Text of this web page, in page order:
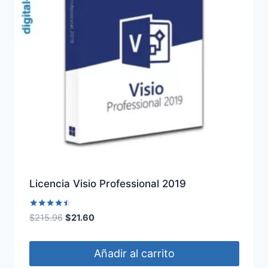
Licencia Visio Professional 2019
Valorado
con
de 5
$215.96 El
$21.60El
es:
Añadir al carrito